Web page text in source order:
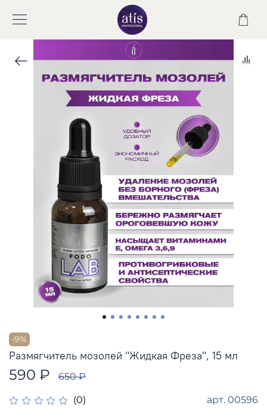
-9%
(0) арт. 00596
Размягчитель мозолей "Жидкая Фреза", 15 мл
590 ₽ 650 ₽